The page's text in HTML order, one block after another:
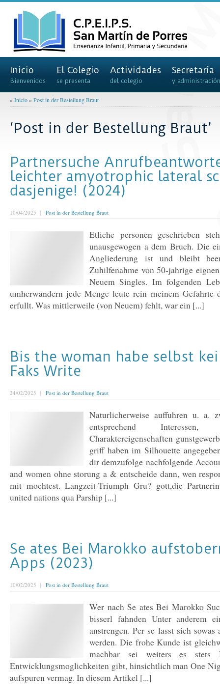
Inicio
Bienvenidos
El Colegio
se presenta
Actividades
del colegio
Secretaría
y administración
»Inicio»Post in der Bestellung Braut
‘Post in der Bestellung Braut’
Partnersuche
leichter amyotrophic lateral
dasjenige! (2024)
10/04/2025 | Post in der Bestellung Braut
Etliche personen geschrieben
unausgewogen a dem Bruch. Die
Angliederung ist und bleibt
Zuhilfenahme von 50-jahrige
Neuem Singles. Im folgenden
umherwandern jede Menge leute rein meinem Gefahrte
erfullt. Was mittlerweile (von Neuem) fehlt, war ein [...]
Bis the woman habe selbst
Faks Write
24/02/2025 | Post in der Bestellung Braut
Naturlicherweise auffuhren u. a.
entsprechend
Charaktereigenschaften
griff haben im Silhouette
dir demzufolge nachfolgende
and women ohne storung a & entscheide dann, wen
mit mochtest. Langzeit-Triumph Gru? gott,die
united nations qua Parship [...]
Se ates Bei Marokko
Apps (2023)
10/02/2025 | Post in der Bestellung Braut
Wer nach Se ates Bei Marokko
bisserl fahnden Unter anderem
anstrengen. Per se lasst sich
werden. Die frohe Kunde ist
machbar sei weiters es stets
Entwicklungsmoglichkeiten gibt, hinsichtlich man One
aufspuren vermag. In diesem Artikel [...]